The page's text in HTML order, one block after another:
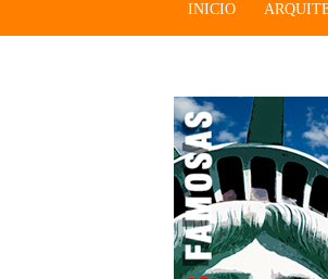
INICIO